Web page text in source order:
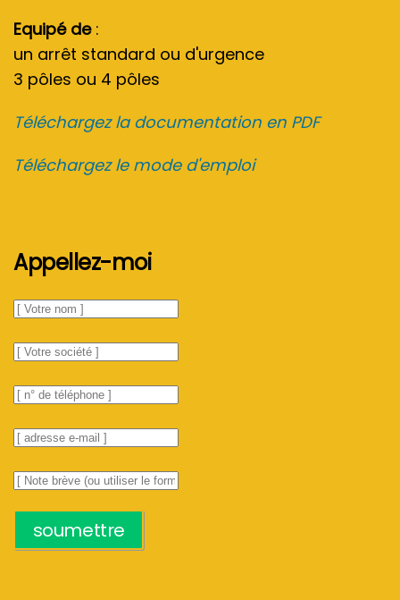
Equipé de:
un arrêt standard ou d'urgence
3 pôles ou 4 pôles
Téléchargez la documentation en PDF
Téléchargez le mode d'emploi
Appellez-moi
soumettre